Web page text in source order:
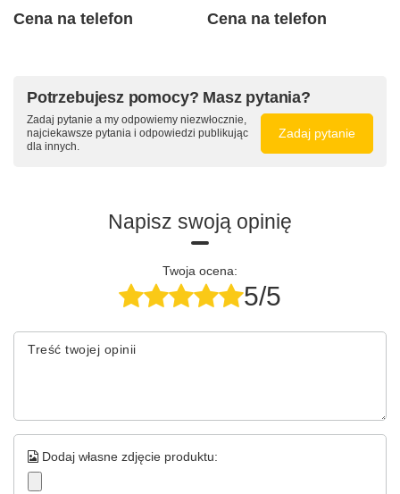
Cena na telefon Cena na telefon
Potrzebujesz pomocy? Masz pytania?
Zadaj pytanie a my odpowiemy niezwłocznie,
najciekawsze pytania i odpowiedzi publikując
dla innych.
Zadaj pytanie
Napisz swoją opinię
Twoja ocena:
5/5
Treść twojej opinii
Dodaj własne zdjęcie produktu: